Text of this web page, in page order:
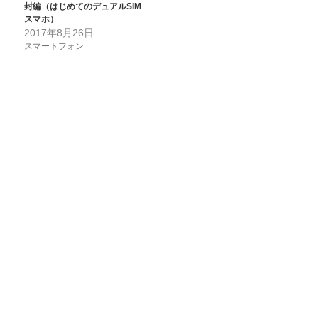
封編（はじめてのデュアルSIM
スマホ）
2017年8月26日
スマートフォン